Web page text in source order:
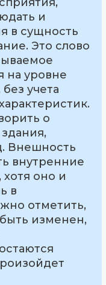
и
в сущность
Это слово
на уровне
учета
о
Внешность
внутренние
хотя оно и
в
отметить,
изменен,